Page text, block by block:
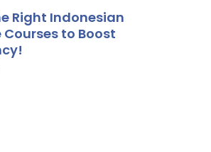
Right Indonesian
to Boost